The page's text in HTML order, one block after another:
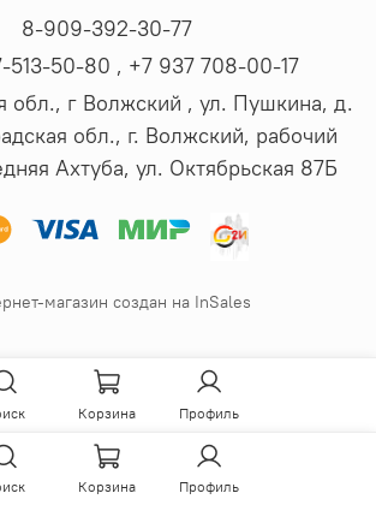
8-909-392-30-77
513-50-80 , ‪+7 937 708-00-17
обл., г Волжский , ул. Пушкина, д.
обл., г. Волжский, рабочий
Ахтуба, ул. Октябрьская 87Б
магазин создан на InSales
Корзина Профиль
Корзина Профиль